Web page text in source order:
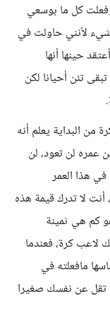
كل ما بوسعي
لأنني حاولت في
حينها أنها
تئن أحيانا لكن
من البداية يعلم أنه
لن تعود، لن
هذا العمر
لا تدرك قيمة هذه
كم هي ثمينة
لاعب كرة، فعندما
مافعلته في
تقل عن نفسك صغيرا